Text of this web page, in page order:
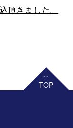
頂きました。